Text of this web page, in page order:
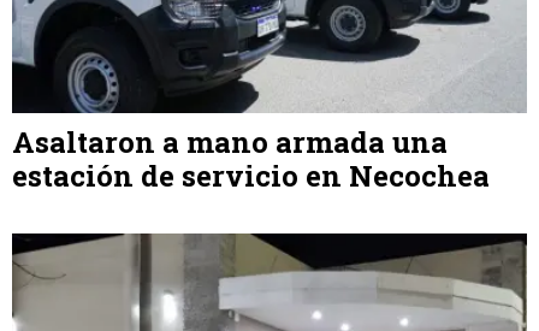
Asaltaron a mano armada una
estación de servicio en Necochea